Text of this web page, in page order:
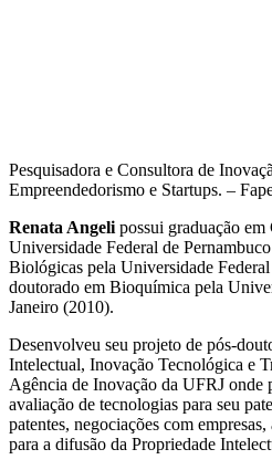
Pesquisadora e Consultora de
Empreendedorismo e Startups. –
Renata Angeli possui graduação
Universidade Federal de
Biológicas pela Universidade
doutorado em Bioquímica pela
Janeiro (2010).
Desenvolveu seu projeto de pós-
Intelectual, Inovação Tecnológica e
Agência de Inovação da UFRJ onde
avaliação de tecnologias para seu
patentes, negociações com
para a difusão da Propriedade